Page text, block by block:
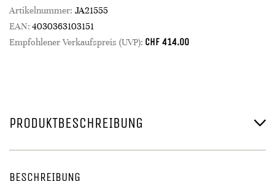
Artikelnummer: JA21555
EAN: 4030363103151
Empfohlener Verkaufspreis (UVP): CHF 414.00
PRODUKTBESCHREIBUNG
BESCHREIBUNG